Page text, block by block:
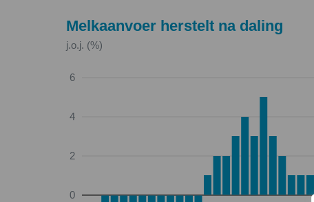
Melkaanvoer herstelt na daling
j.o.j. (%)
0
2
4
6